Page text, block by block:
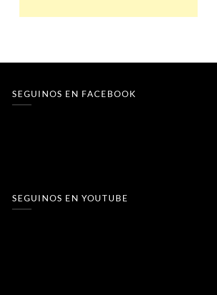
SEGUINOS EN FACEBOOK
SEGUINOS EN YOUTUBE